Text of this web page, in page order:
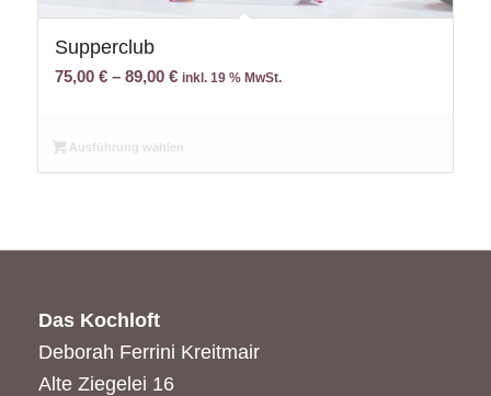
Supperclub
75,00 €– 89,00 € inkl. 19 % MwSt.
Ausführung wählen
Das Kochloft
Deborah Ferrini Kreitmair
Alte Ziegelei 16